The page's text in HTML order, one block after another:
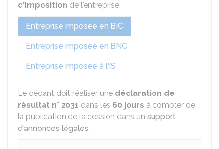
d'imposition de l'entreprise.
Entreprise imposée en BIC
Entreprise imposée en BNC
Entreprise imposée à l'IS
Le cédant doit réaliser une déclaration de
résultat n° 2031 dans les 60 jours à compter de
la publication de la cession dans un support
d'annonces légales.